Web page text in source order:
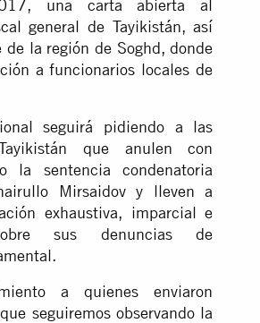
una carta abierta al
general de Tayikistán, así
la región de Soghd, donde
a funcionarios locales de
seguirá pidiendo a las
que anulen con
la sentencia condenatoria
Mirsaidov y lleven a
exhaustiva, imparcial e
sus denuncias de
a quienes enviaron
seguiremos observando la